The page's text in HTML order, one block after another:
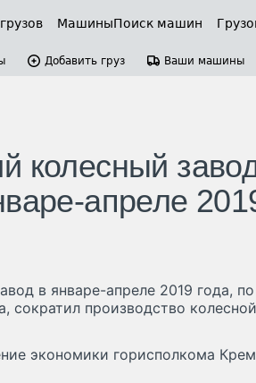
МашиныПоиск машин
Добавить груз Ваши машины
колесный
апреле
в январе-апреле 2019 года,
сократил производство
экономики горисполкома